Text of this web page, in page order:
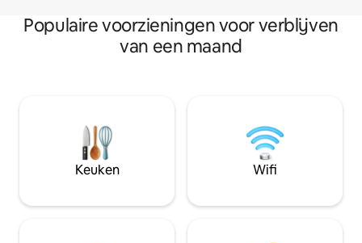
Populaire voorzieningen voor verblijven
van een maand
Keuken Wifi